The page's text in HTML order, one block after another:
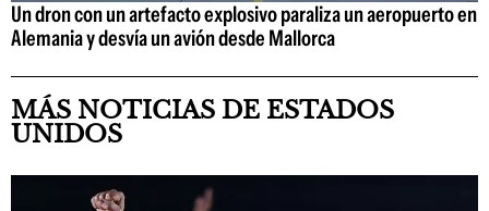
Un dron con un artefacto explosivo paraliza un aeropuerto en
Alemania y desvía un avión desde Mallorca
MÁS NOTICIAS DE ESTADOS
UNIDOS